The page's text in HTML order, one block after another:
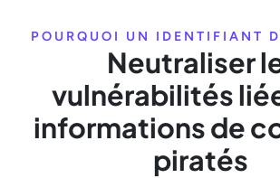
POURQUOI UN IDENTIFIANT
Neutraliser
vulnérabilités
informations de
piratés